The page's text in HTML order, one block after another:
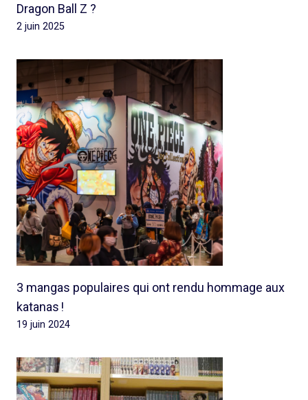
Dragon Ball Z ?
2 juin 2025
3 mangas populaires qui ont rendu hommage aux
katanas !
19 juin 2024